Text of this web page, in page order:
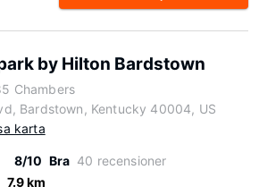
by Hilton Bardstown
Chambers
Bardstown, Kentucky 40004, US
karta
8/10 Bra 40 recensioner
7.9 km